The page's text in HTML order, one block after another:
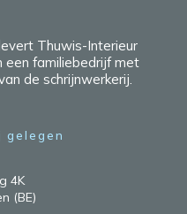
Thuwis-Interieur
een familiebedrijf met
de schrijnwerkerij.
gelegen
4K
(BE)